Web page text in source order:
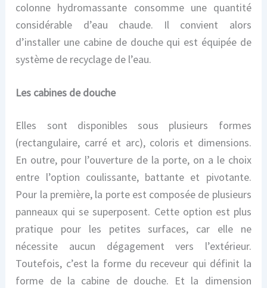
colonne hydromassante consomme une quantité
considérable d’eau chaude. Il convient alors
d’installer une cabine de douche qui est équipée de
système de recyclage de l’eau.
Les cabines de douche
Elles sont disponibles sous plusieurs formes
(rectangulaire, carré et arc), coloris et dimensions.
En outre, pour l’ouverture de la porte, on a le choix
entre l’option coulissante, battante et pivotante.
Pour la première, la porte est composée de plusieurs
panneaux qui se superposent. Cette option est plus
pratique pour les petites surfaces, car elle ne
nécessite aucun dégagement vers l’extérieur.
Toutefois, c’est la forme du receveur qui définit la
forme de la cabine de douche. Et la dimension